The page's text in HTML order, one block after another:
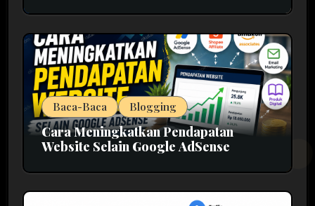
Baca-Baca Blogging
Cara Meningkatkan Pendapatan
Website Selain Google AdSense